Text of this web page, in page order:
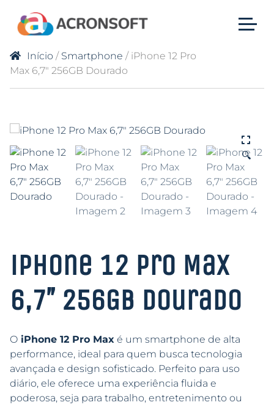
Início / Smartphone / iPhone 12 Pro
Max 6,7″ 256GB Dourado
🔍
iPhone 12 Pro Max
6,7″ 256GB Dourado
O iPhone 12 Pro Max é um smartphone de alta
performance, ideal para quem busca tecnologia
avançada e design sofisticado. Perfeito para uso
diário, ele oferece uma experiência fluida e
poderosa, seja para trabalho, entretenimento ou